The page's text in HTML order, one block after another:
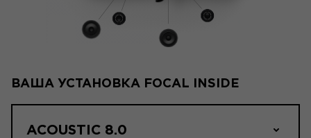
ВАША УСТАНОВКА FOCAL INSIDE
ACOUSTIC 8.0